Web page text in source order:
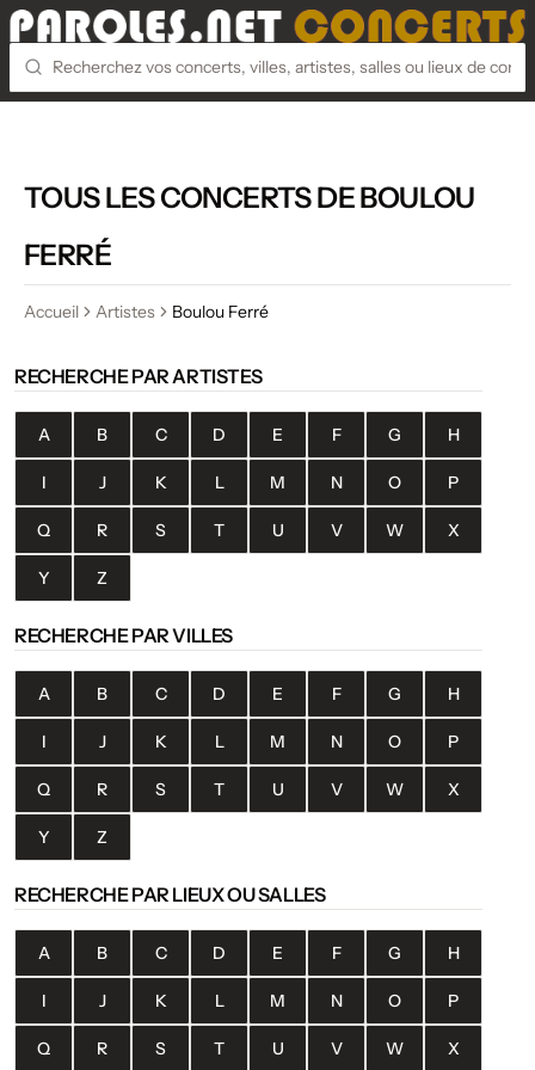
TOUS LES CONCERTS DE BOULOU
FERRÉ
Accueil Artistes Boulou Ferré
RECHERCHE PAR ARTISTES
A B C D E F G H
I J K L M N O P
Q R S T U V W X
Y Z
RECHERCHE PAR VILLES
A B C D E F G H
I J K L M N O P
Q R S T U V W X
Y Z
RECHERCHE PAR LIEUX OU SALLES
A B C D E F G H
I J K L M N O P
Q R S T U V W X